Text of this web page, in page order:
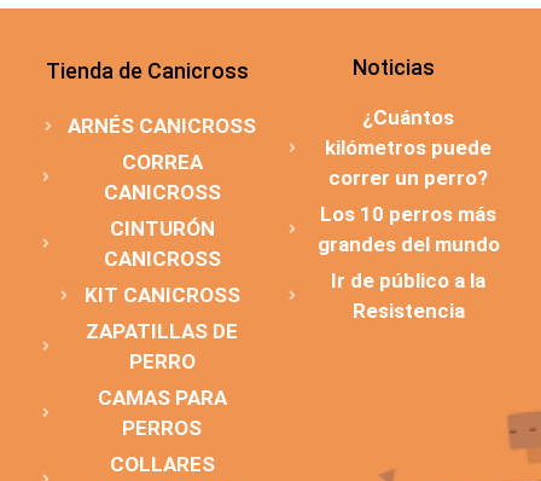
Tienda de Canicross
ARNÉS CANICROSS
CORREA
CANICROSS
CINTURÓN
CANICROSS
KIT CANICROSS
ZAPATILLAS DE
PERRO
CAMAS PARA
PERROS
COLLARES
Noticias
¿Cuántos
kilómetros puede
correr un perro?
Los 10 perros más
grandes del mundo
Ir de público a la
Resistencia